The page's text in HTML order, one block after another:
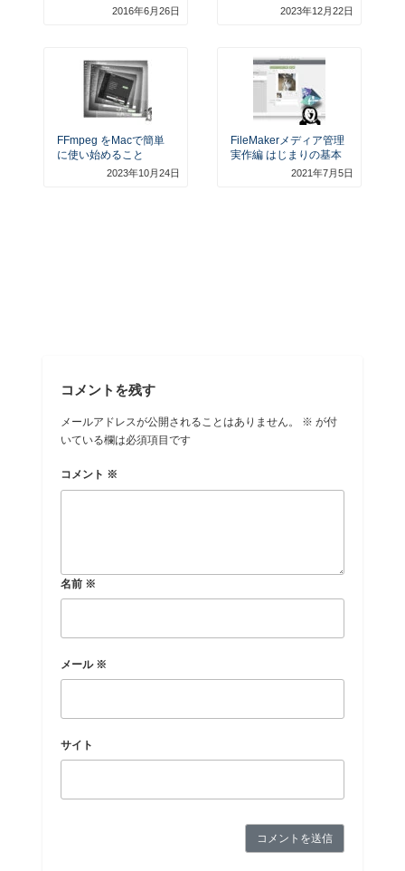
2016年6月26日 2023年12月22日
FFmpeg をMacで簡単
に使い始めること
2023年10月24日
FileMakerメディア管理
実作編 はじまりの基本
2021年7月5日
コメントを残す
メールアドレスが公開されることはありません。 ※ が付
いている欄は必須項目です
コメント ※
名前 ※
メール ※
サイト